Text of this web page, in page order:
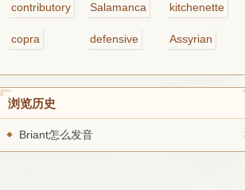
contributory Salamanca kitchenette
copra defensive Assyrian
浏览历史
Briant怎么发音